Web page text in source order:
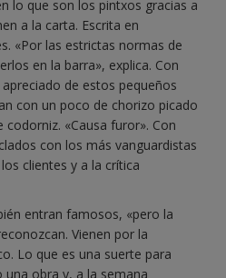
lo que son los pintxos gracias a
a la carta. Escrita en
«Por las estrictas normas de
en la barra», explica. Con
de estos pequeños
con un poco de chorizo picado
«Causa furor». Con
con los más vanguardistas
clientes y a la crítica
entran famosos, «pero la
Vienen por la
Lo que es una suerte para
obra y, a la semana